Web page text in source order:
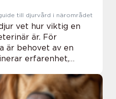
till djurvård i närområdet
vet hur viktig en
är. För
är behovet av en
erfarenhet,